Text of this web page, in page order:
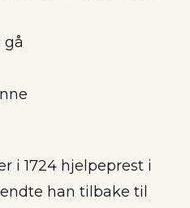
gå
i 1724 hjelpeprest i
han tilbake til